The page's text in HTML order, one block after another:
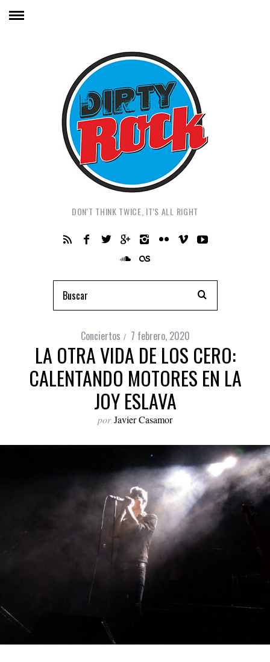
DON'T THINK TWICE, IT'S ALL RIGHT
Conciertos 7 febrero, 2020
LA OTRA VIDA DE LOS CERO:
CALENTANDO MOTORES EN LA
JOY ESLAVA
por Javier Casamor